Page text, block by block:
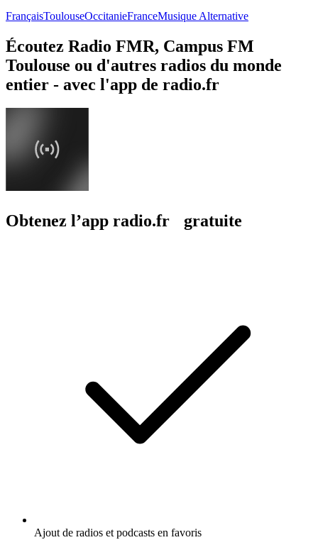
FrançaisToulouseOccitanieFranceMusique Alternative
Écoutez Radio FMR, Campus FM
Toulouse ou d'autres radios du monde
entier - avec l'app de radio.fr
Obtenez l’app radio.fr gratuite
Ajout de radios et podcasts en favoris